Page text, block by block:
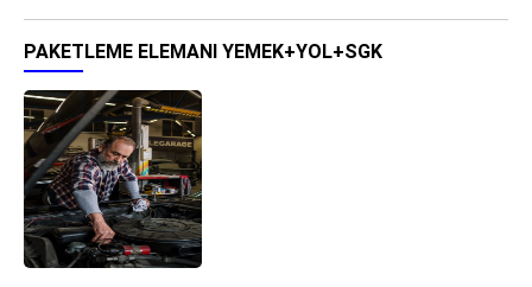
PAKETLEME ELEMANI YEMEK+YOL+SGK